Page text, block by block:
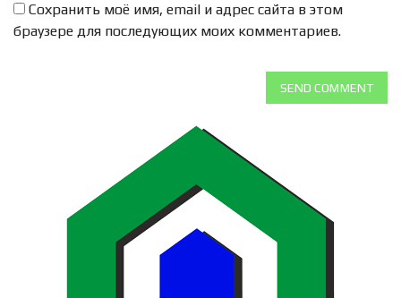
Сохранить моё имя, email и адрес сайта в этом
браузере для последующих моих комментариев.
SEND COMMENT